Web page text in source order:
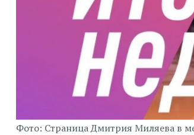
Фото: Страница Дмитрия Миляева в